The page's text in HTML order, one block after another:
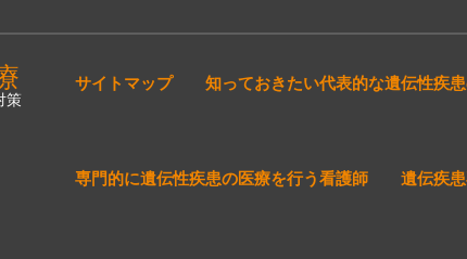
サイトマップ 知っておきたい代表的な遺伝性疾
専門的に遺伝性疾患の医療を行う看護師 遺伝疾